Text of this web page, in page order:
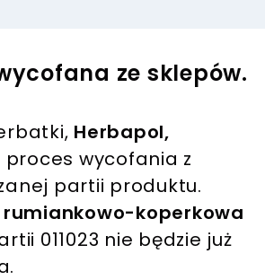
ze sklepów.
Herbapol,
proces wycofania z
partii produktu.
koperkowa
011023 nie będzie już